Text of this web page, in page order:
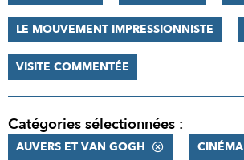
LE MOUVEMENT IMPRESSIONNISTE
VISITE COMMENTÉE
Catégories sélectionnées :
AUVERS ET VAN GOGH CINÉMA